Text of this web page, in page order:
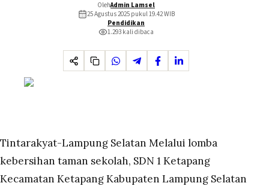
OlehAdmin Lamsel
25 Agustus 2025 pukul 19.42WIB
Pendidikan
1.293 kali dibaca
Tintarakyat-Lampung Selatan Melalui lomba
kebersihan taman sekolah, SDN 1 Ketapang
Kecamatan Ketapang Kabupaten Lampung Selatan